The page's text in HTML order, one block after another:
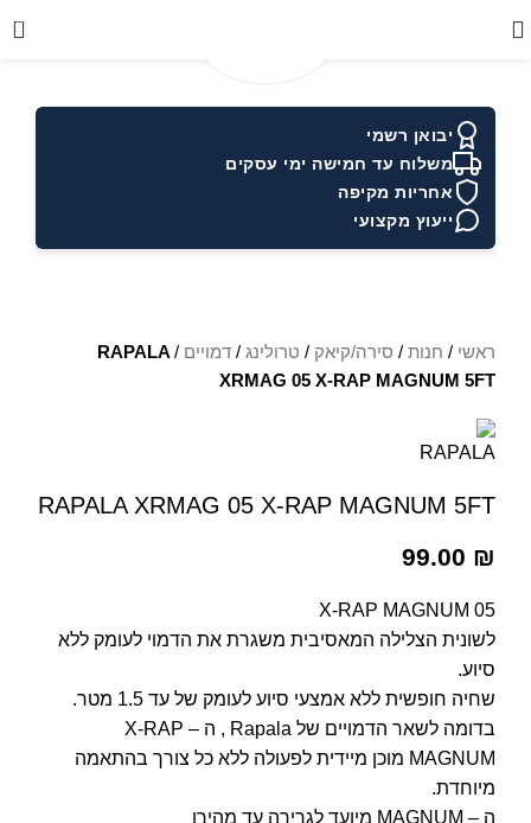
0
יבואן רשמי
משלוח עד חמישה ימי עסקים
אחריות מקיפה
ייעוץ מקצועי
ראשי / חנות / סירה/קיאק / טרולינג / דמויים /
RAPALA
XRMAG 05 X-RAP MAGNUM 5FT
RAPALA XRMAG 05 X-RAP MAGNUM 5FT
99.00 ₪
X-RAP MAGNUM 05
לשונית הצלילה המאסיבית משגרת את הדמוי לעומק ללא
סיוע.
שחיה חופשית ללא אמצעי סיוע לעומק של עד 1.5 מטר.
בדומה לשאר הדמויים של Rapala , ה – X-RAP
MAGNUM מוכן מיידית לפעולה ללא כל צורך בהתאמה
מיוחדת.
ה – MAGNUM מיועד לגרירה עד מהירו